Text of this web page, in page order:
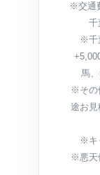
※交通
千
※千
馬
※その
途お見
※キ
※悪天